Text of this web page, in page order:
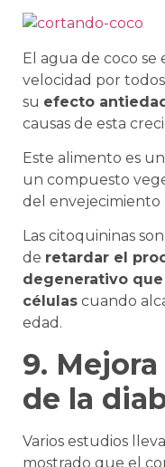
El agua de coco
velocidad por
su efecto
causas de esta
Este alimento es
un compuesto
del envejecimiento
Las citoquininas
de retardar el
degenerativo
células cuando
edad.
9.
de la
Varios estudios
mostrado que el